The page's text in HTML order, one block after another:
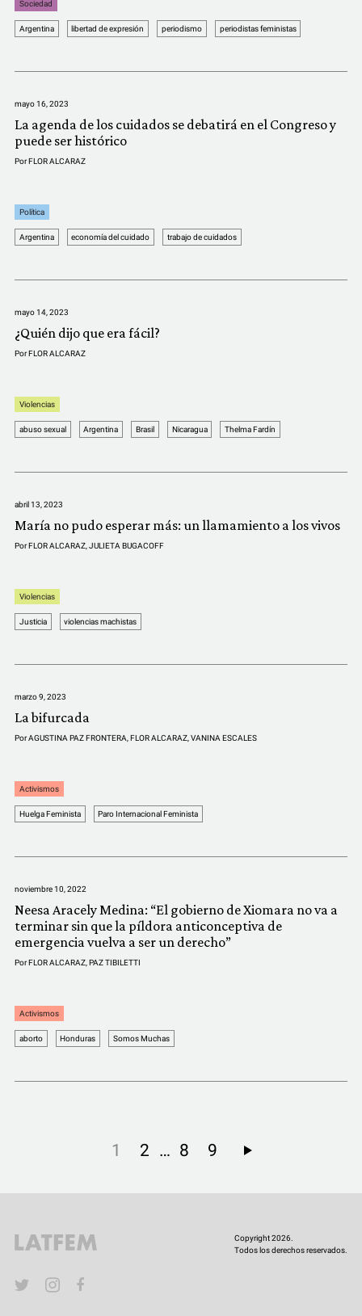
Sociedad
Argentina libertad de expresión periodismo periodistas feministas
mayo 16, 2023
La agenda de los cuidados se debatirá en el Congreso y
puede ser histórico
PorFLOR ALCARAZ
Política
Argentina economía del cuidado trabajo de cuidados
mayo 14, 2023
¿Quién dijo que era fácil?
PorFLOR ALCARAZ
Violencias
abuso sexual Argentina Brasil Nicaragua Thelma Fardín
abril 13, 2023
María no pudo esperar más: un llamamiento a los vivos
PorFLOR ALCARAZ JULIETA BUGACOFF
Violencias
Justicia violencias machistas
marzo 9, 2023
La bifurcada
PorAGUSTINA PAZ FRONTERA FLOR ALCARAZ VANINA ESCALES
Activismos
Huelga Feminista Paro Internacional Feminista
noviembre 10, 2022
Neesa Aracely Medina: “El gobierno de Xiomara no va a
terminar sin que la píldora anticonceptiva de
emergencia vuelva a ser un derecho”
PorFLOR ALCARAZ PAZ TIBILETTI
Activismos
aborto Honduras Somos Muchas
1 2 … 8 9
Copyright 2026.
Todos los derechos reservados.